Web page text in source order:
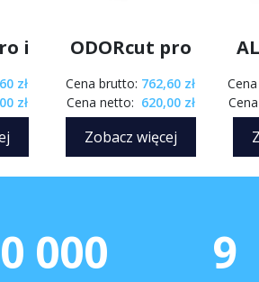
7
i
zł
zł
ODORcut pro
Cena brutto: 762,60 zł
Cena netto: 620,00 zł
Zobacz więcej
000 9